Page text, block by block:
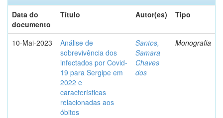
Data do
documento
Título Autor(es) Tipo
10-Mai-2023
Análise de
sobrevivência dos
infectados por Covid-
19 para Sergipe em
2022 e
características
relacionadas aos
óbitos
Santos,
Samara
Chaves
dos
Monografia